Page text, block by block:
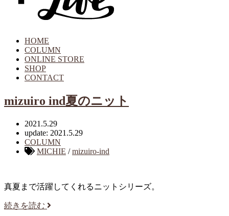
HOME
COLUMN
ONLINE STORE
SHOP
CONTACT
mizuiro ind夏のニット
2021.5.29
update: 2021.5.29
COLUMN
MICHIE /mizuiro-ind
真夏まで活躍してくれるニットシリーズ。
続きを読む